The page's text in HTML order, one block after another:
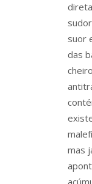
suor
das
mas